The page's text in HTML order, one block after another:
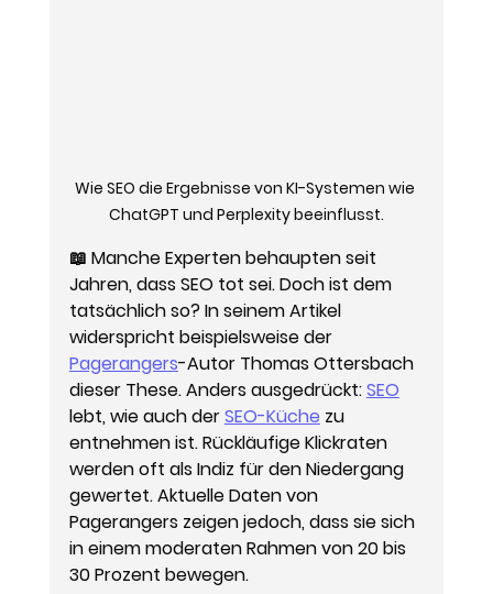
Wie SEO die Ergebnisse von KI-Systemen wie
ChatGPT und Perplexity beeinflusst.
📖 Manche Experten behaupten seit
Jahren, dass SEO tot sei. Doch ist dem
tatsächlich so? In seinem Artikel
widerspricht beispielsweise der
Pagerangers-Autor Thomas Ottersbach
dieser These. Anders ausgedrückt: SEO
lebt, wie auch der SEO-Küche zu
entnehmen ist. Rückläufige Klickraten
werden oft als Indiz für den Niedergang
gewertet. Aktuelle Daten von
Pagerangers zeigen jedoch, dass sie sich
in einem moderaten Rahmen von 20 bis
30 Prozent bewegen.